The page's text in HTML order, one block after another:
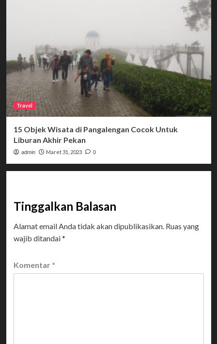
Travel
15 Objek Wisata di Pangalengan Cocok Untuk
Liburan Akhir Pekan
admin Maret 31, 2023 0
Tinggalkan Balasan
Alamat email Anda tidak akan dipublikasikan. Ruas yang
wajib ditandai*
Komentar *